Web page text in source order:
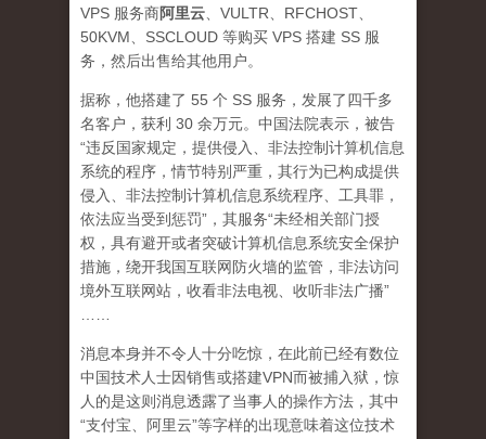
VPS 服务商阿里云 、VULTR、RFCHOST、
50KVM、SSCLOUD 等购买 VPS 搭建 SS 服
务，然后出售给其他用户。
据称，他搭建了 55 个 SS 服务，发展了四千多
名客户，获利 30 余万元。中国法院表示，被告
“违反国家规定，提供侵入、非法控制计算机信息
系统的程序，情节特别严重，其行为已构成提供
侵入、非法控制计算机信息系统程序、工具罪，
依法应当受到惩罚”，其服务“未经相关部门授
权，具有避开或者突破计算机信息系统安全保护
措施，绕开我国互联网防火墙的监管，非法访问
境外互联网站，收看非法电视、收听非法广播”
消息本身并不令人十分吃惊，在此前已经有数位
中国技术人士因销售或搭建VPN而被捕入狱，惊
人的是这则消息透露了当事人的操作方法，其中
“支付宝、阿里云”等字样的出现意味着这位技术